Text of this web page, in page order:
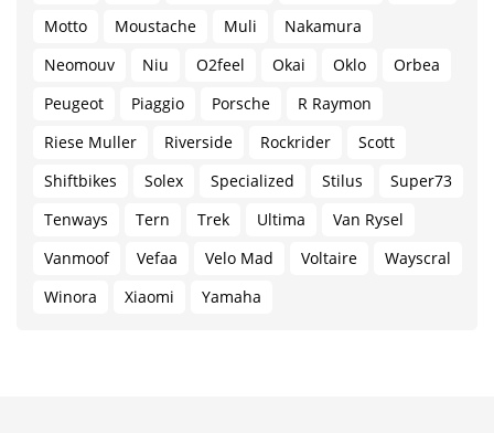
Motto
Moustache Muli
Nakamura
Neomouv
Niu O2feel Okai Oklo
Orbea
Peugeot
Piaggio Porsche
R Raymon
Riese Muller
Riverside Rockrider
Scott
Shiftbikes
Solex Specialized Stilus
Super73
Tenways
Tern Trek Ultima
Van Rysel
Vanmoof
Vefaa Velo Mad Voltaire
Wayscral
Winora
Xiaomi Yamaha